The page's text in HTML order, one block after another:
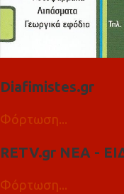
Diafimistes.gr
Φόρτωση...
RETV.gr ΝΕΑ -
Φόρτωση...